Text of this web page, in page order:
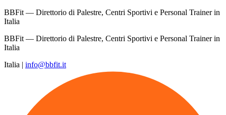
BBFit — Direttorio di Palestre, Centri Sportivi e Personal Trainer in
Italia
BBFit — Direttorio di Palestre, Centri Sportivi e Personal Trainer in
Italia
Italia | info@bbfit.it